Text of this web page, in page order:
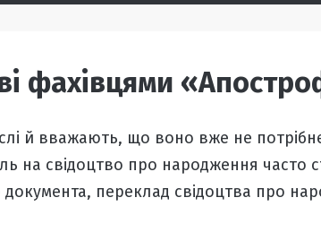
фахівцями
й вважають, що воно вже не
на свідоцтво про народження часто
переклад свідоцтва про